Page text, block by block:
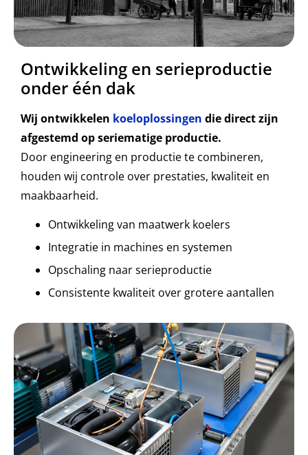
Ontwikkeling en serieproductie
onder één dak
Wij ontwikkelen koeloplossingen die direct zijn
afgestemd op seriematige productie.
Door engineering en productie te combineren,
houden wij controle over prestaties, kwaliteit en
maakbaarheid.
Ontwikkeling van maatwerk koelers
Integratie in machines en systemen
Opschaling naar serieproductie
Consistente kwaliteit over grotere aantallen